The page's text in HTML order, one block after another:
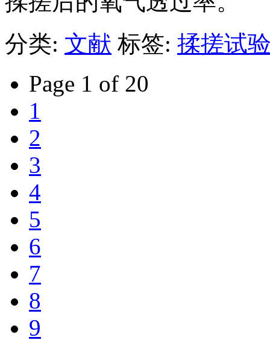
分类: 文献 标签: 揉搓试
Page 1 of 20
1
2
3
4
5
6
7
8
9